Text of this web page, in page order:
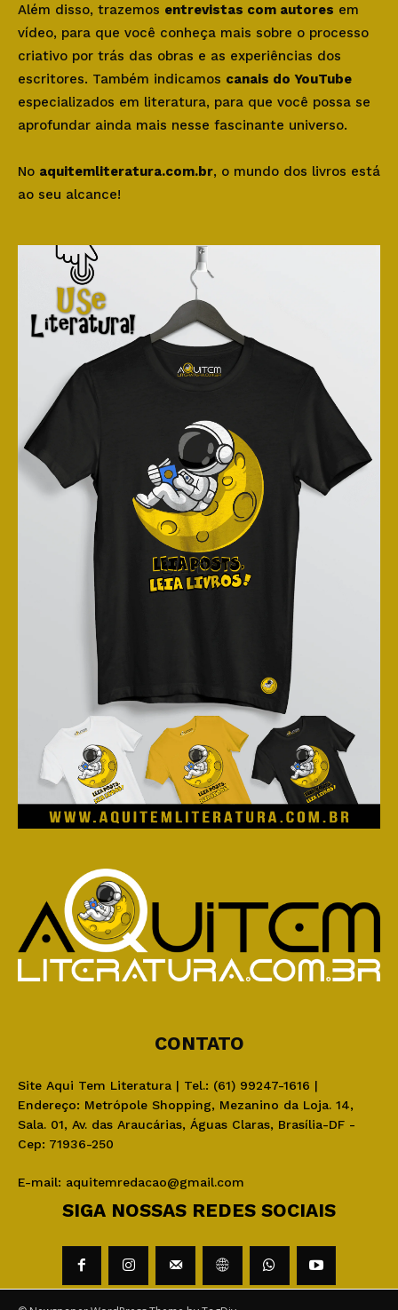
Além disso, trazemos entrevistas com autores em
vídeo, para que você conheça mais sobre o processo
criativo por trás das obras e as experiências dos
escritores. Também indicamos canais do YouTube
especializados em literatura, para que você possa se
aprofundar ainda mais nesse fascinante universo.
No aquitemliteratura.com.br, o mundo dos livros está
ao seu alcance!
CONTATO
Site Aqui Tem Literatura | Tel.: (61) 99247-1616 |
Endereço: Metrópole Shopping, Mezanino da Loja. 14,
Sala. 01, Av. das Araucárias, Águas Claras, Brasília-DF -
Cep: 71936-250
E-mail: aquitemredacao@gmail.com
SIGA NOSSAS REDES SOCIAIS